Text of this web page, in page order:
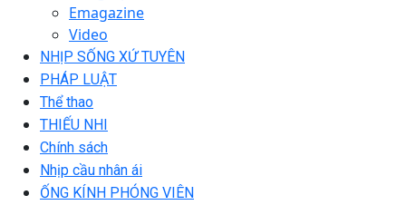
Emagazine
Video
NHỊP SỐNG XỨ TUYÊN
PHÁP LUẬT
Thể thao
THIẾU NHI
Chính sách
Nhịp cầu nhân ái
ỐNG KÍNH PHÓNG VIÊN